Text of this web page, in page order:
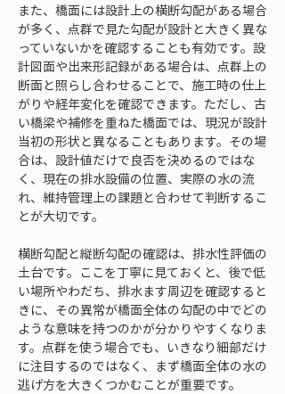
また、橋面には設計上の横断勾配がある場合
が多く、点群で見た勾配が設計と大きく異な
っていないかを確認することも有効です。設
計図面や出来形記録がある場合は、点群上の
断面と照らし合わせることで、施工時の仕上
がりや経年変化を確認できます。ただし、古
い橋梁や補修を重ねた橋面では、現況が設計
当初の形状と異なることもあります。その場
合は、設計値だけで良否を決めるのではな
く、現在の排水設備の位置、実際の水の流
れ、維持管理上の課題と合わせて判断するこ
とが大切です。
横断勾配と縦断勾配の確認は、排水性評価の
土台です。ここを丁寧に見ておくと、後で低
い場所やわだち、排水ます周辺を確認すると
きに、その異常が橋面全体の勾配の中でどの
ような意味を持つのかが分かりやすくなりま
す。点群を使う場合でも、いきなり細部だけ
に注目するのではなく、まず橋面全体の水の
逃げ方を大きくつかむことが重要です。